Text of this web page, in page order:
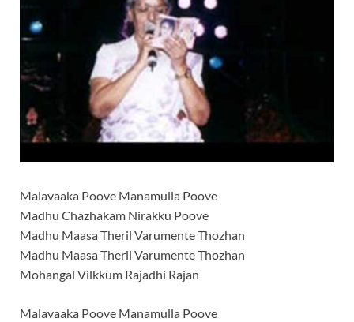
Malavaaka Poove Manamulla Poove
Madhu Chazhakam Nirakku Poove
Madhu Maasa Theril Varumente Thozhan
Madhu Maasa Theril Varumente Thozhan
Mohangal Vilkkum Rajadhi Rajan
Malavaaka Poove Manamulla Poove